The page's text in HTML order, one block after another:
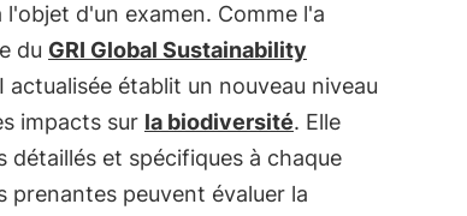
d'un examen. Comme l'a
du GRI Global Sustainability
actualisée établit un nouveau niveau
impacts sur la biodiversité. Elle
et spécifiques à chaque
prenantes peuvent évaluer la